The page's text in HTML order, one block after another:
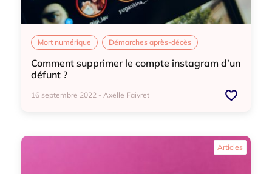
Mort numérique Démarches après-décès
Comment supprimer le compte instagram d’un
défunt ?
16 septembre 2022 - Axelle Faivret
Articles